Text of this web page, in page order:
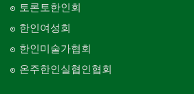
Art Gallery/Framing
행사/이벤트
Event
인벤토리
Organization-Christianity
교회-장로교회
Church-Presbyterian
토론토한인회
한인여성회
한인미술가협회
온주한인실협인협회